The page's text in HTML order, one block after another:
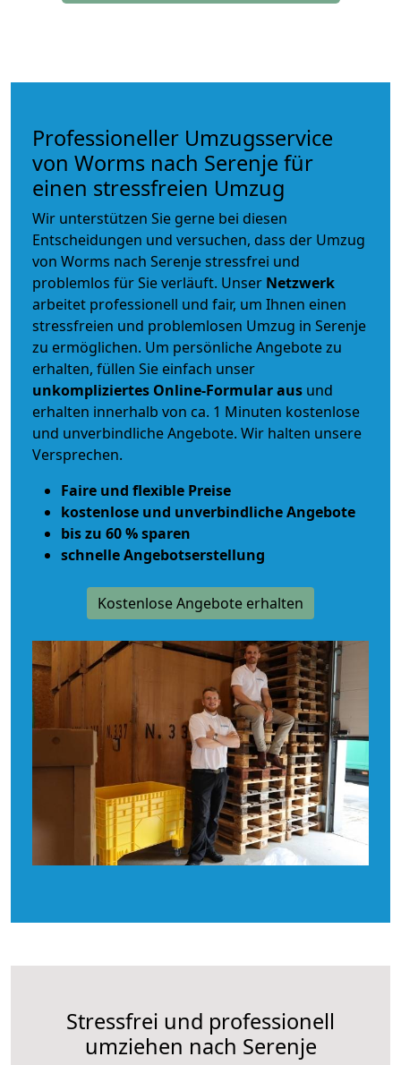
Professioneller Umzugsservice
von Worms nach Serenje für
einen stressfreien Umzug
Wir unterstützen Sie gerne bei diesen
Entscheidungen und versuchen, dass der Umzug
von Worms nach Serenje stressfrei und
problemlos für Sie verläuft. Unser Netzwerk
arbeitet professionell und fair, um Ihnen einen
stressfreien und problemlosen Umzug in Serenje
zu ermöglichen. Um persönliche Angebote zu
erhalten, füllen Sie einfach unser
unkompliziertes Online-Formular aus und
erhalten innerhalb von ca. 1 Minuten kostenlose
und unverbindliche Angebote. Wir halten unsere
Versprechen.
Faire und flexible Preise
kostenlose und unverbindliche Angebote
bis zu 60 % sparen
schnelle Angebotserstellung
Kostenlose Angebote erhalten
Stressfrei und professionell
umziehen nach Serenje